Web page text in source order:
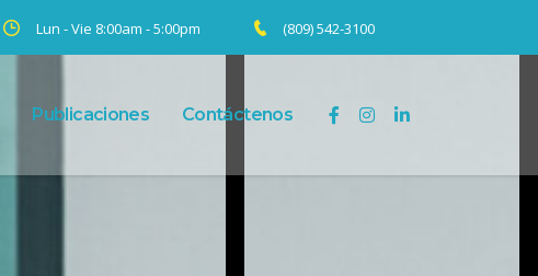
Lun - Vie 8:00am - 5:00pm (809) 542-3100
Publicaciones Contáctenos